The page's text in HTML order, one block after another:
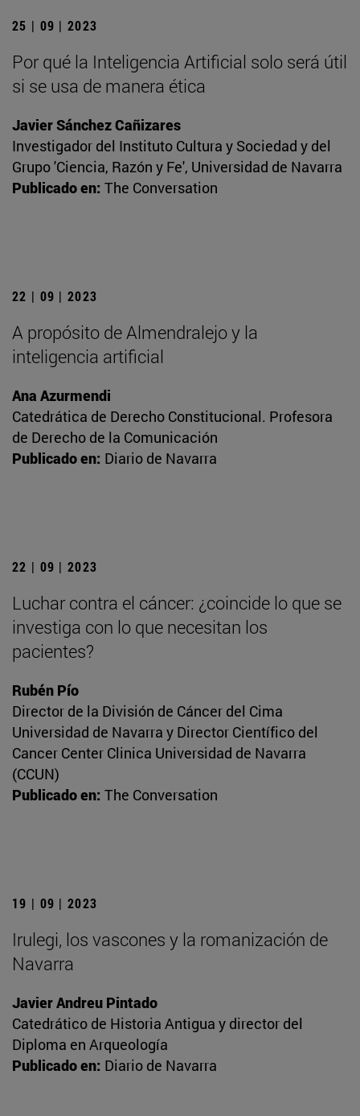
25 | 09 | 2023
Por qué la Inteligencia Artificial solo será útil
si se usa de manera ética
Javier Sánchez Cañizares
Investigador del Instituto Cultura y Sociedad y del
Grupo 'Ciencia, Razón y Fe', Universidad de Navarra
Publicado en: The Conversation
22 | 09 | 2023
A propósito de Almendralejo y la
inteligencia artificial
Ana Azurmendi
Catedrática de Derecho Constitucional. Profesora
de Derecho de la Comunicación
Publicado en: Diario de Navarra
22 | 09 | 2023
Luchar contra el cáncer: ¿coincide lo que se
investiga con lo que necesitan los
pacientes?
Rubén Pío
Director de la División de Cáncer del Cima
Universidad de Navarra y Director Científico del
Cancer Center Clinica Universidad de Navarra
(CCUN)
Publicado en: The Conversation
19 | 09 | 2023
Irulegi, los vascones y la romanización de
Navarra
Javier Andreu Pintado
Catedrático de Historia Antigua y director del
Diploma en Arqueología
Publicado en: Diario de Navarra